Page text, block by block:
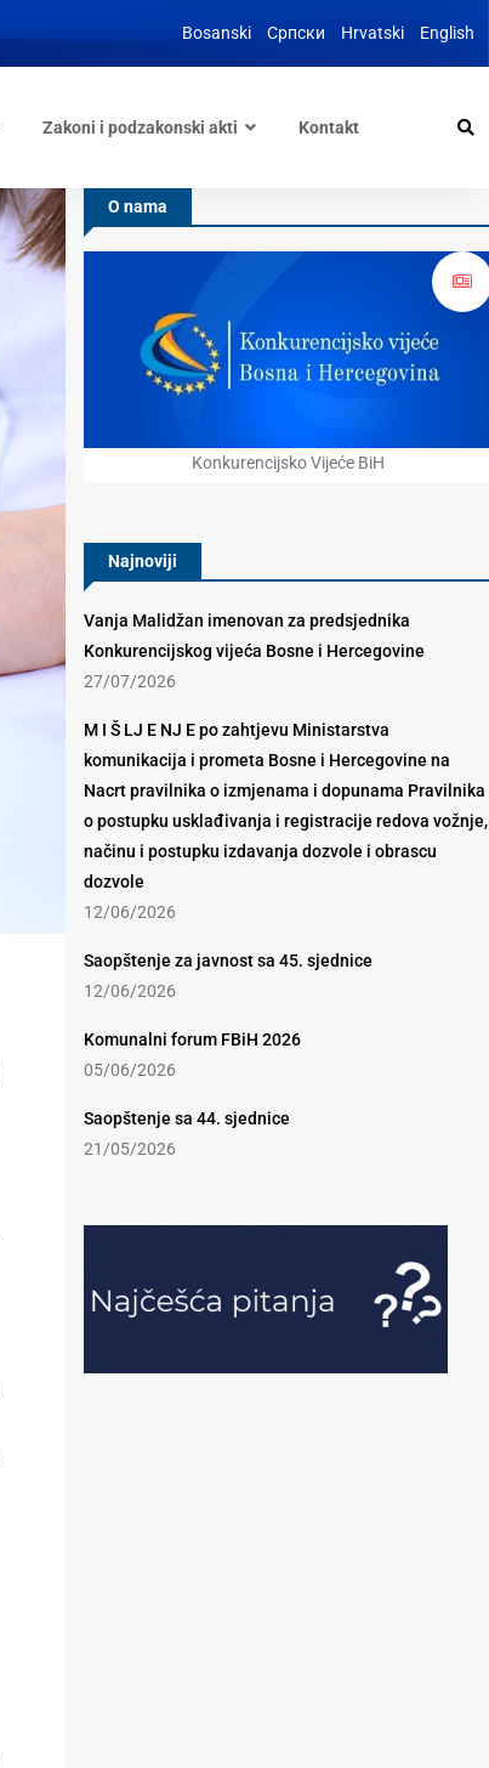
Bosanski Српски Hrvatski English
Zakoni i podzakonski akti Kontakt
O nama
Konkurencijsko Vijeće BiH
Najnoviji
Vanja Malidžan imenovan za predsjednika
Konkurencijskog vijeća Bosne i Hercegovine
27/07/2026
M I Š LJ E NJ E po zahtjevu Ministarstva
komunikacija i prometa Bosne i Hercegovine na
Nacrt pravilnika o izmjenama i dopunama Pravilnika
o postupku usklađivanja i registracije redova vožnje,
načinu i postupku izdavanja dozvole i obrascu
dozvole
12/06/2026
Saopštenje za javnost sa 45. sjednice
12/06/2026
Komunalni forum FBiH 2026
05/06/2026
Saopštenje sa 44. sjednice
21/05/2026